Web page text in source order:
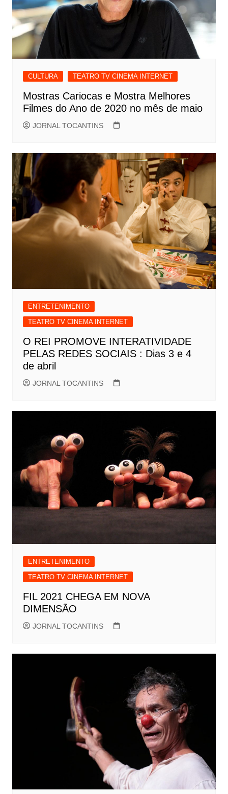
CULTURA TEATRO TV CINEMA INTERNET
Mostras Cariocas e Mostra Melhores
Filmes do Ano de 2020 no mês de maio
JORNAL TOCANTINS
ENTRETENIMENTO
TEATRO TV CINEMA INTERNET
O REI PROMOVE INTERATIVIDADE
PELAS REDES SOCIAIS : Dias 3 e 4
de abril
JORNAL TOCANTINS
ENTRETENIMENTO
TEATRO TV CINEMA INTERNET
FIL 2021 CHEGA EM NOVA
DIMENSÃO
JORNAL TOCANTINS